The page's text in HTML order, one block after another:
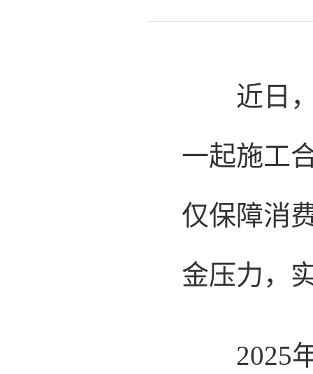
近日，
一起施工
仅保障消
金压力，
2025年